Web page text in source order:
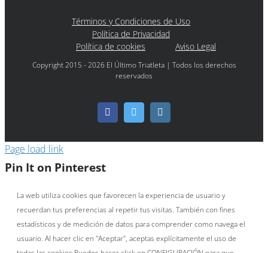
Términos y Condiciones de Uso
Política de Privacidad
Política de cookies
Aviso Legal
Copyright 2015 - 2026 El Último Triatleta | Todos los derechos
reservados
FacebookTwitter
Page load link
Pin It on Pinterest
La web utiliza cookies que favorecen la experiencia de usuario y
recuerdan tus preferencias al repetir tus visitas. También con fines
estadísticos y de medición de datos para comprender como navega el
usuario. Al hacer clic en "Aceptar", aceptas explícitamente el uso de